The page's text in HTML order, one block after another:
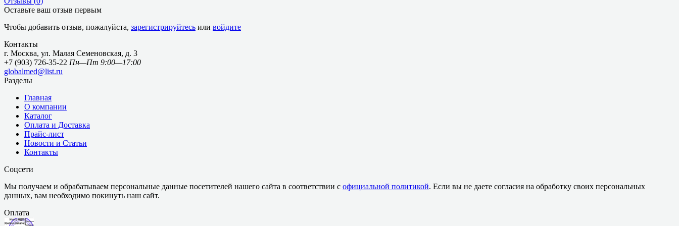
Оставьте ваш отзыв первым
Чтобы добавить отзыв, пожалуйста, зарегистрируйтесь или войдите
Контакты
г. Москва, ул. Малая Семеновская, д. 3
+7 (903) 726-35-22 Пн—Пт 9:00—17:00
globalmed@list.ru
Разделы
Главная
О компании
Каталог
Оплата и Доставка
Прайс-лист
Новости и Статьи
Контакты
Соцсети
Мы получаем и обрабатываем персональные данные посетителей нашего сайта в соответствии с официальной политикой. Если вы не даете согласия на обработку своих персональных
данных, вам необходимо покинуть наш сайт.
Оплата